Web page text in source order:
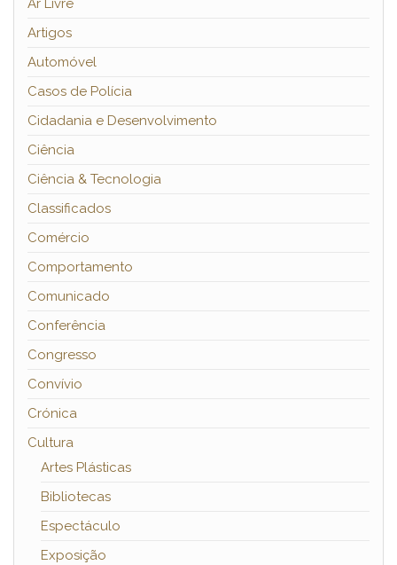
Ar Livre
Artigos
Automóvel
Casos de Polícia
Cidadania e Desenvolvimento
Ciência
Ciência & Tecnologia
Classificados
Comércio
Comportamento
Comunicado
Conferência
Congresso
Convívio
Crónica
Cultura
Artes Plásticas
Bibliotecas
Espectáculo
Exposição